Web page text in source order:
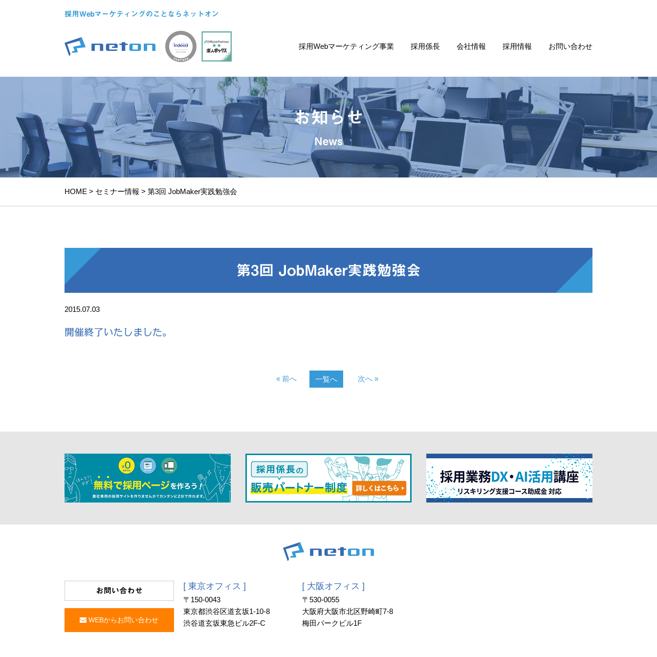
採用Webマーケティングのことならネットオン
採用Webマーケティング事業 採用係長 会社情報 採用情報 お問い合わせ
お知らせ
News
HOME > セミナー情報 > 第3回 JobMaker実践勉強会
第3回 JobMaker実践勉強会
2015.07.03
開催終了いたしました。
« 前へ 一覧へ 次へ »
お問い合わせ
WEBからお問い合わせ
[ 東京オフィス ]
〒150-0043
東京都渋谷区道玄坂1-10-8
渋谷道玄坂東急ビル2F-C
[ 大阪オフィス ]
〒530-0055
大阪府大阪市北区野崎町7-8
梅田パークビル1F